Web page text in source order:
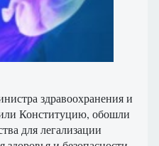
здравоохранения и
Конституцию, обошли
для легализации